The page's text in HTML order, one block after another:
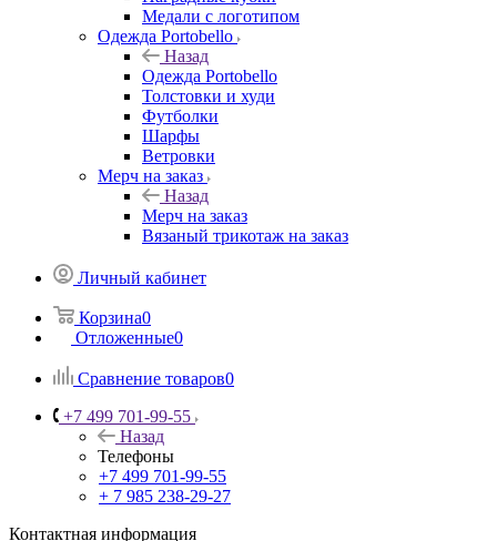
Медали с логотипом
Одежда Portobello
Назад
Одежда Portobello
Толстовки и худи
Футболки
Шарфы
Ветровки
Мерч на заказ
Назад
Мерч на заказ
Вязаный трикотаж на заказ
Личный кабинет
Корзина0
Отложенные0
Сравнение товаров0
+7 499 701-99-55
Назад
Телефоны
+7 499 701-99-55
+ 7 985 238-29-27
Контактная информация